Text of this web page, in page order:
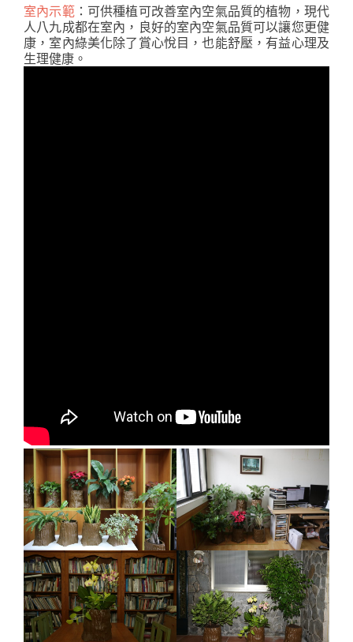
室內示範：可供種植可改善室內空氣品質的植物，現代
人八九成都在室內，良好的室內空氣品質可以讓您更健
康，室內綠美化除了賞心悅目，也能舒壓，有益心理及
生理健康。